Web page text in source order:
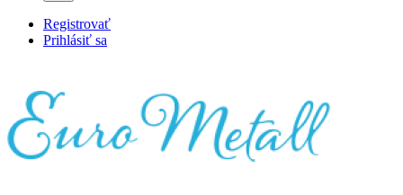
Registrovať
Prihlásiť sa